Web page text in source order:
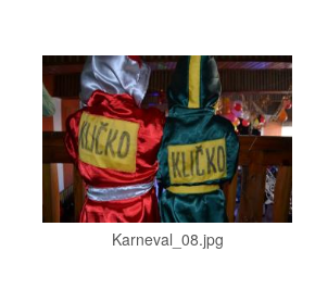
Karneval_08.jpg